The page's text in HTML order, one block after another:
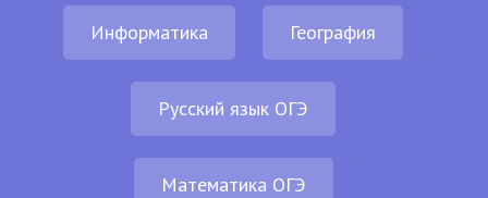
Информатика География
Русский язык ОГЭ
Математика ОГЭ